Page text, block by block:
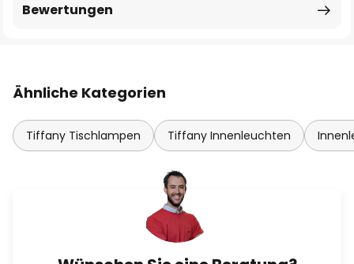
Bewertungen
Ähnliche Kategorien
Tiffany Tischlampen Tiffany Innenleuchten